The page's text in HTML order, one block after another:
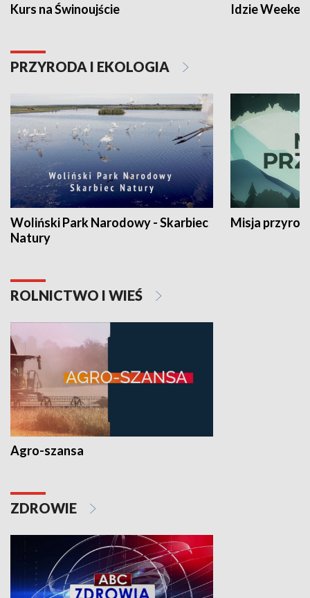
Kurs na Świnoujście Idzie
PRZYRODA I EKOLOGIA
Woliński Park Narodowy - Skarbiec
Natury
Misja
ROLNICTWO I WIEŚ
Agro-szansa
ZDROWIE